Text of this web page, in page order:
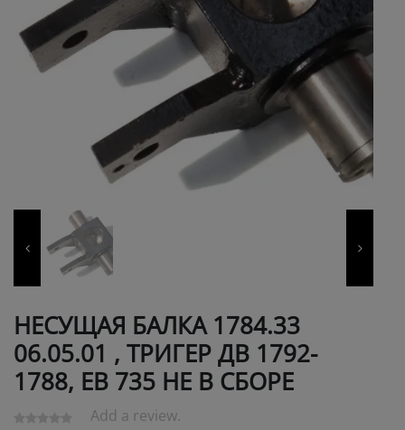
НЕСУЩАЯ БАЛКА 1784.33
06.05.01 , ТРИГЕР ДВ 1792-
1788, ЕВ 735 НЕ В СБОРЕ
Add a review.